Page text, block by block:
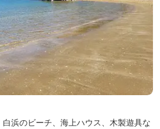
浜のビーチ、海上ハウス、木製遊具な